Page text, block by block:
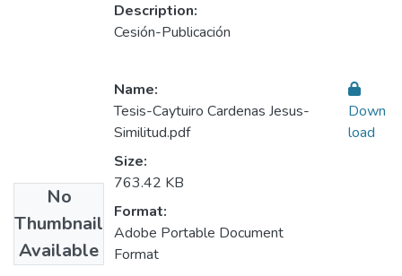
Description:
Cesión-Publicación
No
Thumbnail
Available
Name:
Tesis-Caytuiro Cardenas Jesus-
Similitud.pdf
Size:
763.42 KB
Format:
Adobe Portable Document
Format
Down
load